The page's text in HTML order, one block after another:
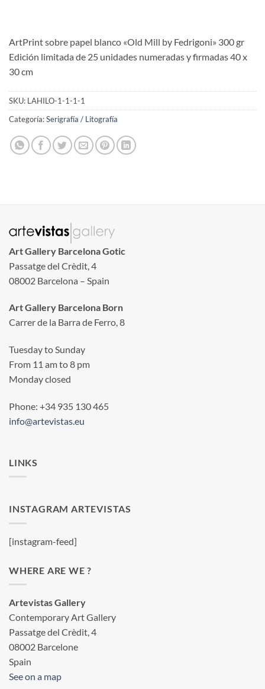
ArtPrint sobre papel blanco «Old Mill by Fedrigoni» 300 gr
Edición limitada de 25 unidades numeradas y firmadas 40 x
30 cm
SKU: LAHILO-1-1-1-1
Categoría:Serigrafía / Litografía
Art Gallery Barcelona Gotic
Passatge del Crèdit, 4
08002 Barcelona – Spain
Art Gallery Barcelona Born
Carrer de la Barra de Ferro, 8
Tuesday to Sunday
From 11 am to 8 pm
Monday closed
Phone: +34 935 130 465
info@artevistas.eu
LINKS
INSTAGRAM ARTEVISTAS
[instagram-feed]
WHERE ARE WE ?
Artevistas Gallery
Contemporary Art Gallery
Passatge del Crèdit, 4
08002 Barcelone
Spain
See on a map